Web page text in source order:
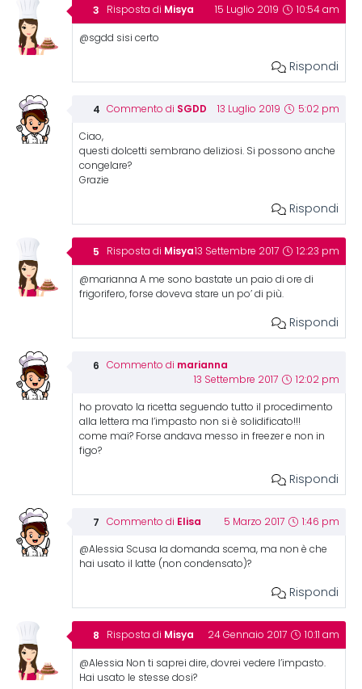
Risposta di Misya 15 Luglio 2019 10:54 am
@sgdd sisi certo
Rispondi
Commento di SGDD 13 Luglio 2019 5:02 pm
Ciao,
questi dolcetti sembrano deliziosi. Si possono anche
congelare?
Grazie
Rispondi
Risposta di Misya13 Settembre 2017 12:23 pm
@marianna A me sono bastate un paio di ore di
frigorifero, forse doveva stare un po’ di più.
Rispondi
Commento di marianna
13 Settembre 2017 12:02 pm
ho provato la ricetta seguendo tutto il procedimento
alla lettera ma l’impasto non si è solidificato!!!
come mai? Forse andava messo in freezer e non in
figo?
Rispondi
Commento di Elisa 5 Marzo 2017 1:46 pm
@Alessia Scusa la domanda scema, ma non è che
hai usato il latte (non condensato)?
Rispondi
Risposta di Misya 24 Gennaio 2017 10:11 am
@Alessia Non ti saprei dire, dovrei vedere l’impasto.
Hai usato le stesse dosi?